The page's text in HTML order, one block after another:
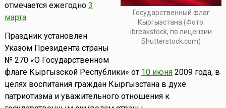
Государственный флаг
Кыргызстана (Фото:
ibreakstock, по лицензии
Shutterstock.com)
отмечается ежегодно 3
марта.
Праздник установлен
Указом Президента страны
№ 270 «О Государственном
флаге Кыргызской Республики» от 10 июня2009 года, в
целях воспитания граждан Кыргызстана в духе
патриотизма и уважительного отношения к